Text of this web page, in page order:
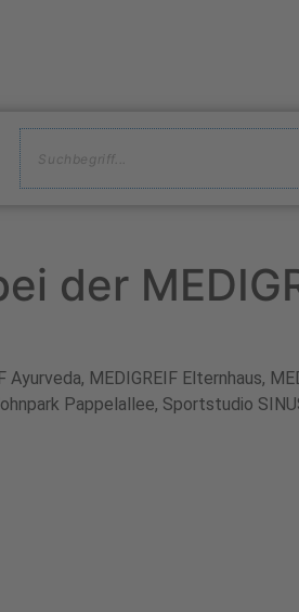
der
Ayurveda, MEDIGREIF Elternhaus,
Pappelallee, Sportstudio